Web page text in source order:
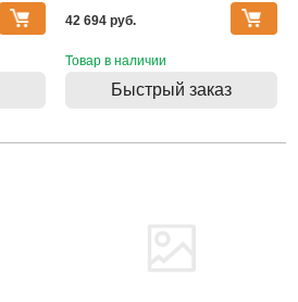
42 694 pуб.
Товар в наличии
Быстрый заказ